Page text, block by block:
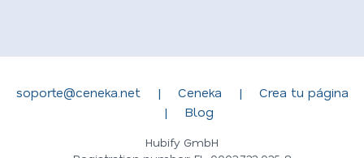
soporte@ceneka.net | Ceneka |
Crea tu página
|
Blog
Hubify GmbH